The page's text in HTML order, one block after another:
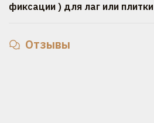
фиксации ) для лаг или плитки
Отзывы